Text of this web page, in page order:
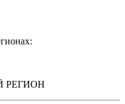
РЕГИОН